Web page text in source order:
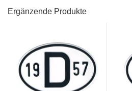
Ergänzende Produkte